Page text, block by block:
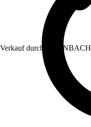
Verkauf durch: HORNBACH